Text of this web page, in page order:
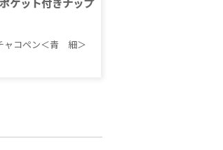
ケット付きナップ
ャコペン＜青 細＞